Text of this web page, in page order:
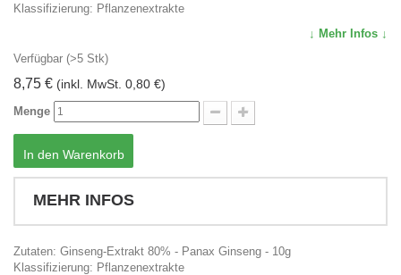
Klassifizierung: Pflanzenextrakte
↓ Mehr Infos ↓
Verfügbar (>5 Stk)
8,75 € (inkl. MwSt. 0,80 €)
Menge
In den Warenkorb
MEHR INFOS
Zutaten: Ginseng-Extrakt 80% - Panax Ginseng - 10g
Klassifizierung: Pflanzenextrakte